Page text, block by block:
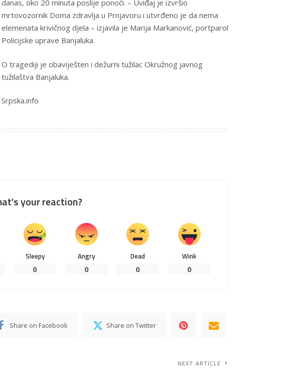
danas, oko 20 minuta poslije ponoći. – Uviđaj je izvršio
mrtovozornik Doma zdravlja u Prnjavoru i utvrđeno je da nema
elemenata krivičnog djela – izjavila je Marija Markanović, portparol
Policijske uprave Banjaluka.
O tragediji je obaviješten i dežurni tužilac Okružnog javnog
tužilaštva Banjaluka.
Srpska.info
your reaction?
Sleepy
0
Angry
0
Dead
0
Wink
0
Share on Facebook Share on Twitter
NEXT ARTICLE